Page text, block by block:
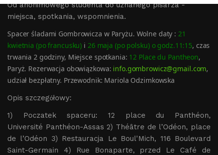
Od anonimowego studenta do uznanego pisarza -
miejsca, spotkania, wspomnienia.
Spacer śladami Gombrowicza w Paryżu. Wolne daty : 21
kwietnia (pofrancusku) i 26 maja (po polsku) o godz.11:15, czas
trwania 2 godziny, Miejsce spotkania: 12 Place du Pantheon,
Paryż. Rezerwacja obowiązkowa: info.gombrowicz@gmail.com,
udział bezpłatny. Przewodnik: Mariola Odzimkowska
Opis szczegółowy:
1) Poczatek spaceru: 12 place du Panthéon,
Université Panthéon-Assas 2) Théâtre de l’Odéon, place
de l’Odéon 3) Restauracja Le Boul'Mich, 116 Boulevard
Saint-Germain 4) Rue Bonaparte, przed Le Café de